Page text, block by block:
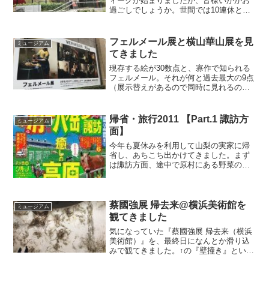
過ごしでしょうか。世間では10連休と騒
ウィーク初日は東京に用があったので、
ついでに三...
ミュージアム
フェルメール展と横山華山展を見
てきました
現存する絵が30数点と、寡作で知られる
フェルメール。それが何と過去最大の9点
（展示替えがあるので同時に見れるのは8
に行ってきました。看板に書かれた9/35
というのはもち...
ミュージアム
帰省・旅行2011 【Part.1 諏訪方
面】
今年も夏休みを利用して山梨の実家に帰
省し、あちこち出かけてきました。まず
は諏訪方面、途中で原村にある野菜の直
んでありました。セロリな...
ミュージアム
蔡國強展 帰去来@横浜美術館を
観てきました
気になっていた『蔡國強展 帰去来（横浜
美術館）』を、最終日になんとか滑り込
みで観てきました。↑の『壁撞き』という